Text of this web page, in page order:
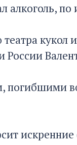
по
России
погибшими